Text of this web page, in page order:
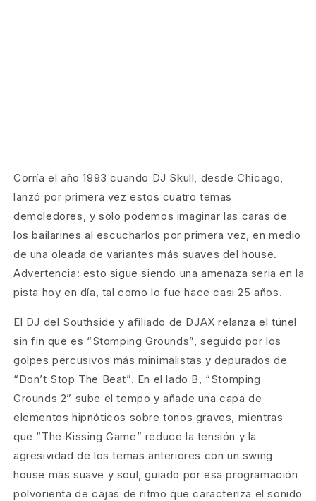
Corría el año 1993 cuando DJ Skull, desde Chicago,
lanzó por primera vez estos cuatro temas
demoledores, y solo podemos imaginar las caras de
los bailarines al escucharlos por primera vez, en medio
de una oleada de variantes más suaves del house.
Advertencia: esto sigue siendo una amenaza seria en la
pista hoy en día, tal como lo fue hace casi 25 años.
El DJ del Southside y afiliado de DJAX relanza el túnel
sin fin que es “Stomping Grounds”, seguido por los
golpes percusivos más minimalistas y depurados de
“Don’t Stop The Beat”. En el lado B, “Stomping
Grounds 2” sube el tempo y añade una capa de
elementos hipnóticos sobre tonos graves, mientras
que “The Kissing Game” reduce la tensión y la
agresividad de los temas anteriores con un swing
house más suave y soul, guiado por esa programación
polvorienta de cajas de ritmo que caracteriza el sonido